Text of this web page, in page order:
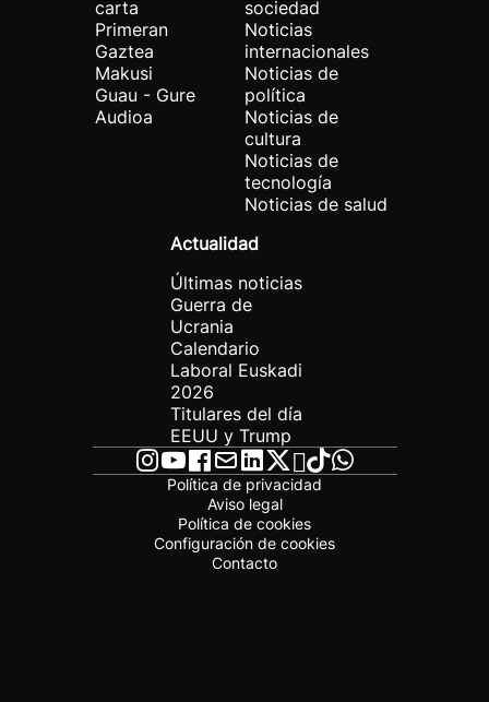
carta
Primeran
Gaztea
Makusi
Guau - Gure
Audioa
sociedad
Noticias
internacionales
Noticias de
política
Noticias de
cultura
Noticias de
tecnología
Noticias de salud
Actualidad
Últimas noticias
Guerra de
Ucrania
Calendario
Laboral Euskadi
2026
Titulares del día
EEUU y Trump
Política de privacidad
Aviso legal
Política de cookies
Configuración de cookies
Contacto